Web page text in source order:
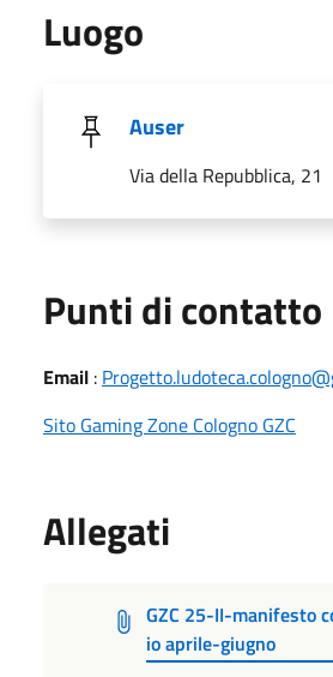
Luogo
Auser
Via della Repubblica, 21
Punti di contatto
Email :
Sito Gaming Zone Cologno GZC
Allegati
GZC 25-II-manifesto
io aprile-giugno